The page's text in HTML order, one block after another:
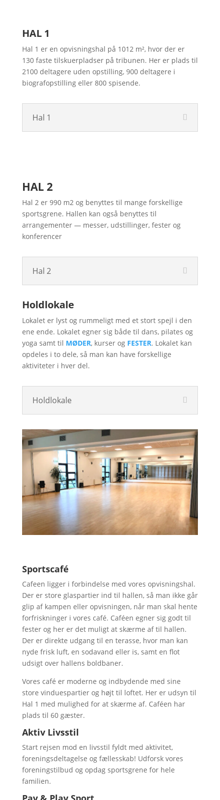
HAL 1
Hal 1 er en opvisningshal på 1012 m², hvor der er
130 faste tilskuerpladser på tribunen. Her er plads til
2100 deltagere uden opstilling, 900 deltagere i
biografopstilling eller 800 spisende.
Hal 1
HAL 2
Hal 2 er 990 m2 og benyttes til mange forskellige
sportsgrene. Hallen kan også benyttes til
arrangementer — messer, udstillinger, fester og
konferencer
Hal 2
Holdlokale
Lokalet er lyst og rummeligt med et stort spejl i den
ene ende. Lokalet egner sig både til dans, pilates og
yoga samt til MØDER, kurser og FESTER. Lokalet kan
opdeles i to dele, så man kan have forskellige
aktiviteter i hver del.
Holdlokale
Sportscafé
Cafeen ligger i forbindelse med vores opvisningshal.
Der er store glaspartier ind til hallen, så man ikke går
glip af kampen eller opvisningen, når man skal hente
forfriskninger i vores café. Caféen egner sig godt til
fester og her er det muligt at skærme af til hallen.
Der er direkte udgang til en terasse, hvor man kan
nyde frisk luft, en sodavand eller is, samt en flot
udsigt over hallens boldbaner.
Vores café er moderne og indbydende med sine
store vinduespartier og højt til loftet. Her er udsyn til
Hal 1 med mulighed for at skærme af. Caféen har
plads til 60 gæster.
Aktiv Livsstil
Start rejsen mod en livsstil fyldt med aktivitet,
foreningsdeltagelse og fællesskab! Udforsk vores
foreningstilbud og opdag sportsgrene for hele
familien.